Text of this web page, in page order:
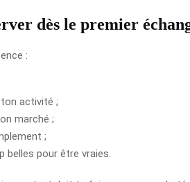
dès le premier
:
activité ;
marché ;
;
pour être vraies.